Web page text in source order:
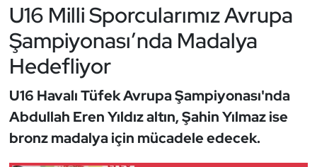
U16 Milli Sporcularımız Avrupa
Şampiyonası’nda Madalya
Hedefliyor
U16 Havalı Tüfek Avrupa Şampiyonası'nda
Abdullah Eren Yıldız altın, Şahin Yılmaz ise
bronz madalya için mücadele edecek.
Dövüş Sanatı
E-Spor
Futbol